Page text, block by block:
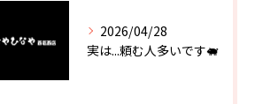
2026/04/28
実は...頼む人多いです🐖